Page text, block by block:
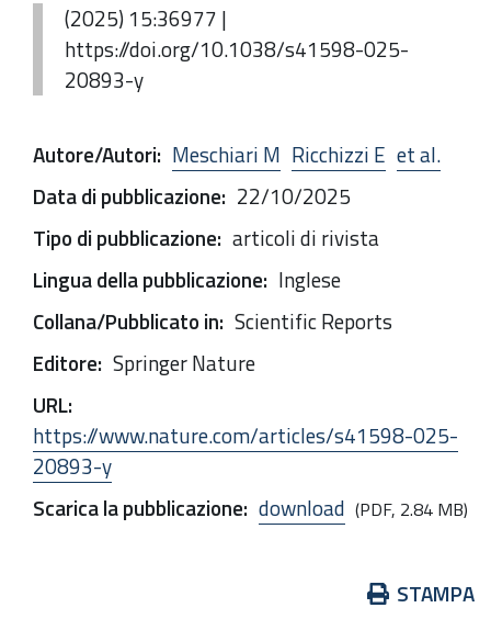
(2025) 15:36977 |
https://doi.org/10.1038/s41598-025-
20893-y
Autore/Autori: Meschiari M Ricchizzi E et al.
Data di pubblicazione: 22/10/2025
Tipo di pubblicazione: articoli di rivista
Lingua della pubblicazione: Inglese
Collana/Pubblicato in: Scientific Reports
Editore: Springer Nature
URL:
https://www.nature.com/articles/s41598-025-
20893-y
Scarica la pubblicazione: download (PDF, 2.84 MB)
STAMPA